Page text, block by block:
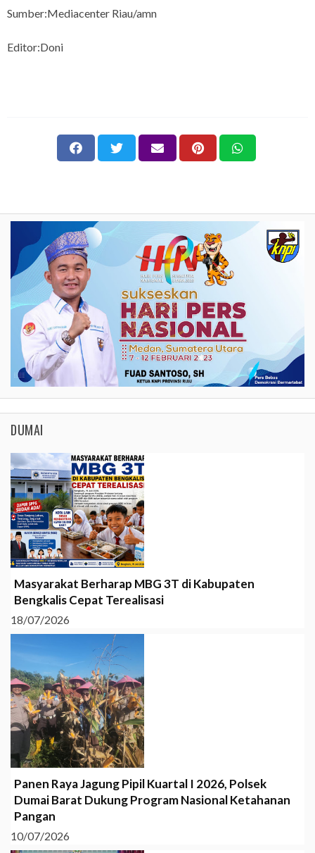
Sumber:Mediacenter Riau/amn
Editor:Doni
DUMAI
Masyarakat Berharap MBG 3T di Kabupaten
Bengkalis Cepat Terealisasi
18/07/2026
Panen Raya Jagung Pipil Kuartal I 2026, Polsek
Dumai Barat Dukung Program Nasional Ketahanan
Pangan
10/07/2026